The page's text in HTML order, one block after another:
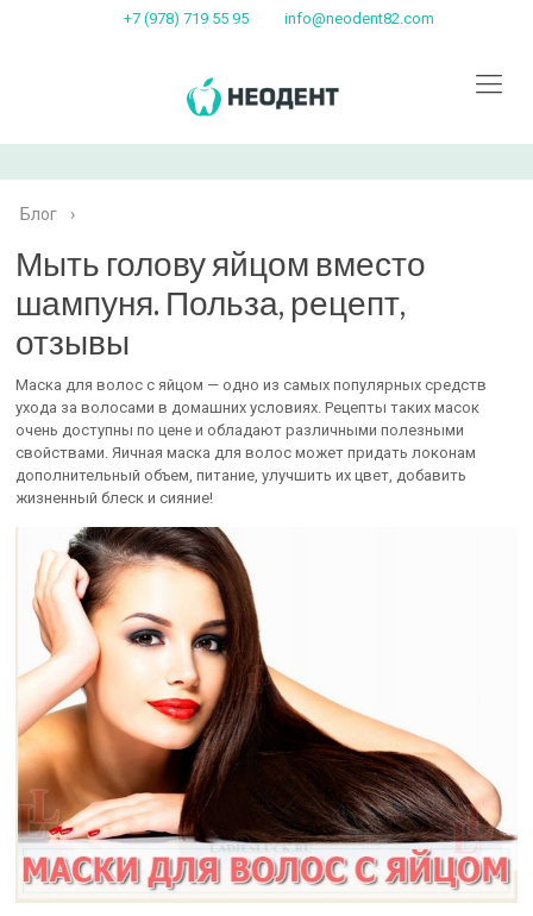
+7 (978) 719 55 95 info@neodent82.com
Блог ›
Мыть голову яйцом вместо
шампуня. Польза, рецепт,
отзывы
Маска для волос с яйцом — одно из самых популярных средств
ухода за волосами в домашних условиях. Рецепты таких масок
очень доступны по цене и обладают различными полезными
свойствами. Яичная маска для волос может придать локонам
дополнительный объем, питание, улучшить их цвет, добавить
жизненный блеск и сияние!